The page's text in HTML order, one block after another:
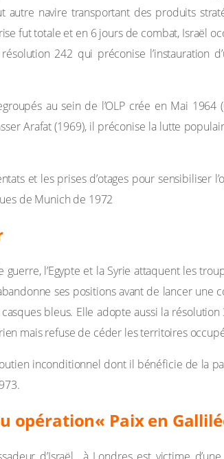
autre navire transportant des produits
fut totale et en 6 jours de combat, Israël
242 qui préconise l’instauration
au sein de l’OLP crée en Mai
Arafat (1969), il préconise la lutte
et les prises d’otages pour sensibiliser
de Munich de 1972
l’Egypte et la Syrie attaquent les
ses positions avant de lancer une
bleus. Elle adopte aussi la
mais refuse de céder les territoires
inconditionnel dont il bénéficie de la
opération« Paix en